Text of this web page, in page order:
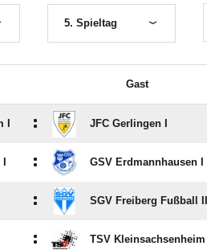
5. Spieltag
Gast
: JFC Gerlingen I
: GSV Erdmannhausen I
: SGV Freiberg Fußball II
: TSV Kleinsachsenheim I